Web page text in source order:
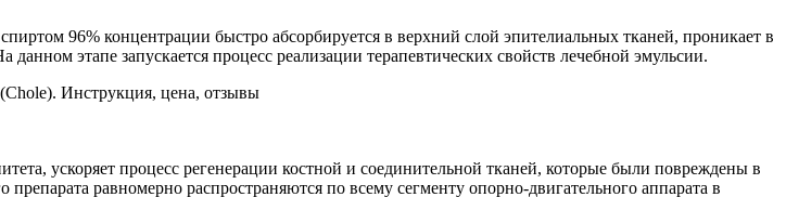
96% концентрации быстро абсорбируется в верхний слой эпителиальных тканей, проникает в
этапе запускается процесс реализации терапевтических свойств лечебной эмульсии.
ускоряет процесс регенерации костной и соединительной тканей, которые были повреждены в
равномерно распространяются по всему сегменту опорно-двигательного аппарата в